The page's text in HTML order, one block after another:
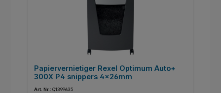
Papiervernietiger Rexel Optimum Auto+
300X P4 snippers 4x26mm
Art. Nr.: Q1399635